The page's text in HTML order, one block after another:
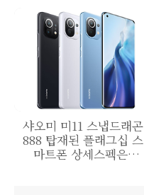
샤오미 미11 스냅드래곤
888 탑재된 플래그십 스
마트폰 상세스펙은?